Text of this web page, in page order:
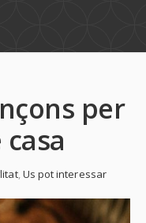
per
,Us pot interessar